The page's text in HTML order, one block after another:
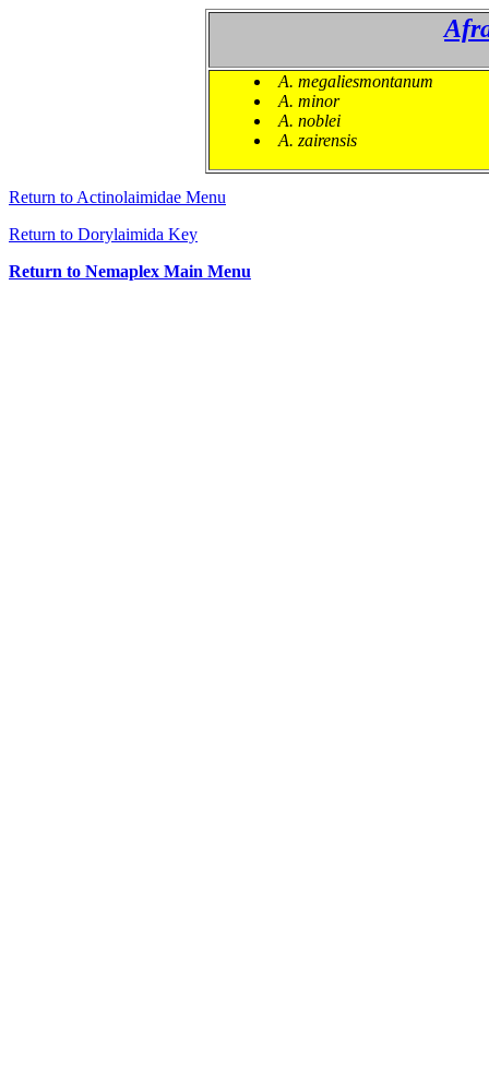
A. megaliesmontanum
A. minor
A. noblei
A. zairensis
Return to Actinolaimidae Menu
Return to Dorylaimida Key
Return to Nemaplex Main Menu